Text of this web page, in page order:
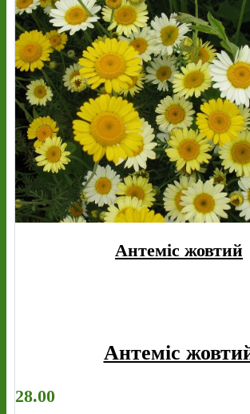
Антеміс жовтий
Антеміс
28.00